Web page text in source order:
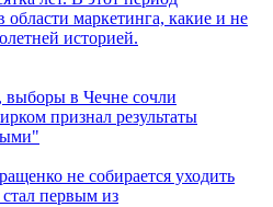
области маркетинга, какие и не
историей.
в Чечне сочли
признал результаты
не собирается уходить
первым из